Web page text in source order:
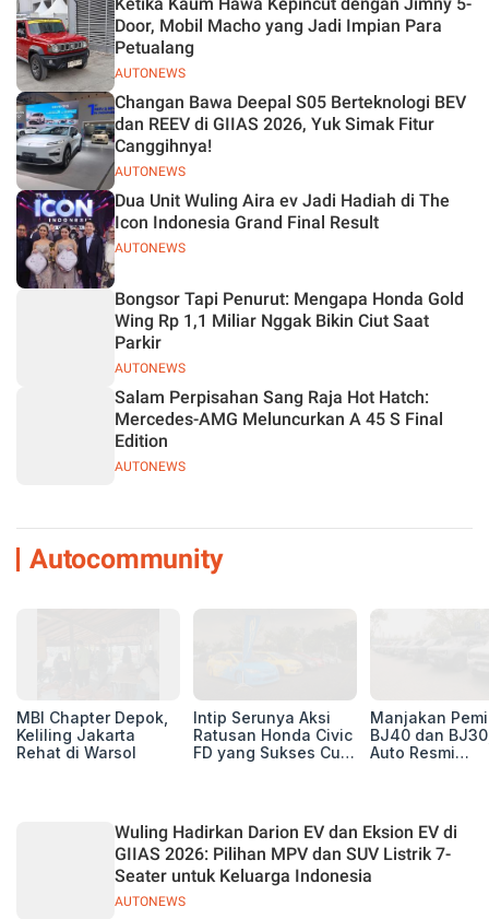
Jelas
AUTONEWS
Door, Mobil Macho yang Jadi Impian Para
Petualang
AUTONEWS
Changan Bawa Deepal S05 Berteknologi BEV
dan REEV di GIIAS 2026, Yuk Simak Fitur
Canggihnya!
AUTONEWS
Dua Unit Wuling Aira ev Jadi Hadiah di The
Icon Indonesia Grand Final Result
AUTONEWS
Bongsor Tapi Penurut: Mengapa Honda Gold
Wing Rp 1,1 Miliar Nggak Bikin Ciut Saat
Parkir
AUTONEWS
Salam Perpisahan Sang Raja Hot Hatch:
Mercedes-AMG Meluncurkan A 45 S Final
Edition
Autocommunity
MBI Chapter Depok,
Keliling Jakarta
Rehat di Warsol
Intip Serunya Aksi
Ratusan Honda Civic
FD yang Sukses Curi
Manjakan
BJ40 dan
Auto Resmi
AUTONEWS
Wuling Hadirkan Darion EV dan Eksion EV di
GIIAS 2026: Pilihan MPV dan SUV Listrik 7-
Seater untuk Keluarga Indonesia